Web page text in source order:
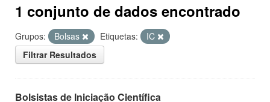
1 conjunto de dados encontrado
Grupos: Bolsas Etiquetas:
IC
Filtrar Resultados
Bolsistas de Iniciação Científica